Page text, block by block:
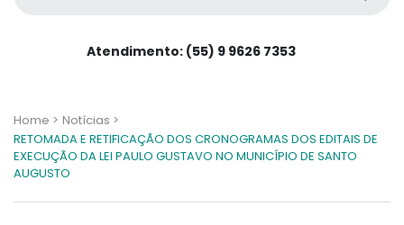
Atendimento: (55) 9 9626 7353
Home > Notícias >
RETOMADA E RETIFICAÇÃO DOS CRONOGRAMAS DOS EDITAIS DE
EXECUÇÃO DA LEI PAULO GUSTAVO NO MUNICÍPIO DE SANTO
AUGUSTO